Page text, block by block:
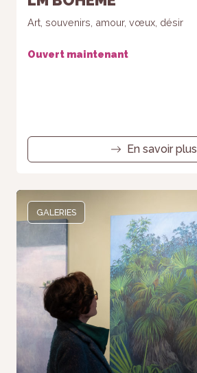
Art, souvenirs, amour, vœux, désir
Ouvert maintenant
En savoir plus
GALERIES